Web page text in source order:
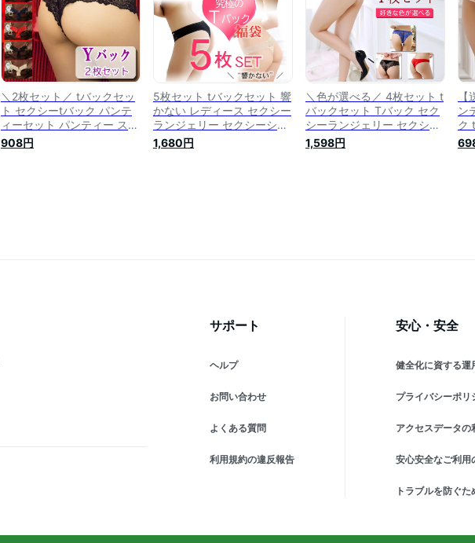
＼2枚セット／ tバックセッ
ト セクシーtバック パンテ
ィーセット パンティー スキ
ャンティ ショーツ Tバック
ランジェリー タンガ セクシ
908円
5枚セット tバックセット 響
かない レディース セクシー
ランジェリー セクシーショ
ーツ セクシーパンティー
レースショーツ レースパン
1,680円
＼色が選べる／ 4枚セット t
バックセット Tバック セク
シーランジェリー セクシー
ショーツ セクシーパンティ
ー レースショーツ レースパ
1,598円
ン
ク
ク
ン
サポート
ヘルプ
お問い合わせ
よくある質問
利用規約の違反報告
安心・安全
健全化に資する運
プライバシーポリ
アクセスデータの
安心安全なご利用
トラブルを防ぐた